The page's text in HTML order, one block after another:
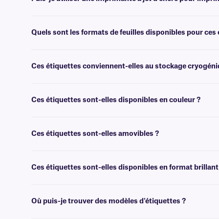
Quels sont les formats de feuilles disponibles pour ces
Ces étiquettes conviennent-elles au stockage
Ces étiquettes sont-elles disponibles en couleur ?
Ces étiquettes sont-elles amovibles ?
Ces étiquettes sont-elles disponibles en format brillant
Où puis-je trouver des modèles d'étiquettes ?